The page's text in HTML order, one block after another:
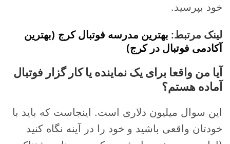
خود بپرسید.
لینک مرتبط: بهترین مدرسه فوتبال کرج (بهترین
آکادمی فوتبال در کرج)
آیا من واقعا برای یک نماینده یا کار گزار فوتبال
آماده هستم؟
این سوال میلیون دلاری است. اینجاست که باید با
خودتان واقعی باشید و خود را در آینه نگاه کنید